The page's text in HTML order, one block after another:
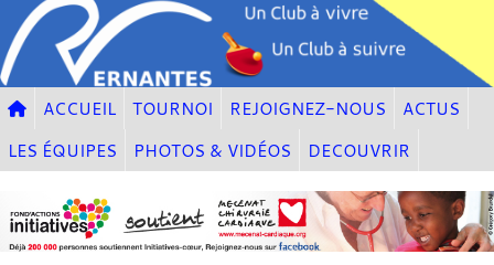
ACCUEIL TOURNOI REJOIGNEZ-NOUS
ACTUS
LES ÉQUIPES
PHOTOS & VIDÉOS DECOUVRIR
Panneau de gestion des cookies